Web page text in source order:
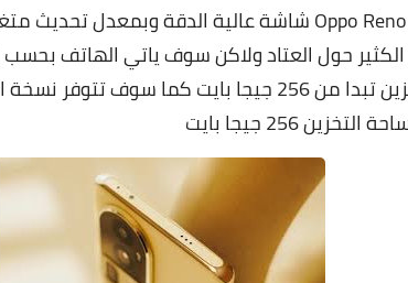
حول العتاد ولاكن سوف ياتي الهاتف
12 جيجا بايت ومساحة تخزين تبدا من 256 جيجا